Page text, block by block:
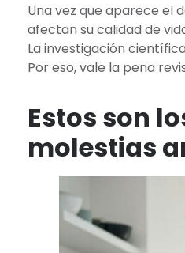
Una vez que aparece el
afectan su calidad de
La investigación
Por eso, vale la pena
Estos son
molestias